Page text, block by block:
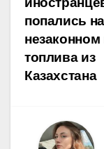
по
попались на
топлива из
Казахстана